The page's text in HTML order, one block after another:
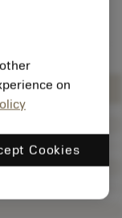
on
Cookies